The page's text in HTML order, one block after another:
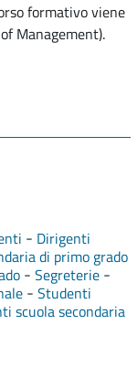
formativo viene
Management).
- Dirigenti
di primo grado
- Segreterie -
- Studenti
scuola secondaria